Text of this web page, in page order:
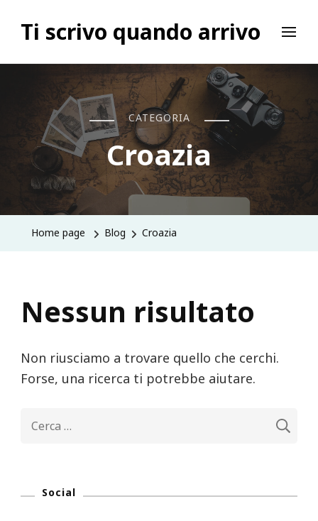
Ti scrivo quando arrivo
CATEGORIA
Croazia
Home page Blog Croazia
Nessun risultato
Non riusciamo a trovare quello che cerchi.
Forse, una ricerca ti potrebbe aiutare.
Social